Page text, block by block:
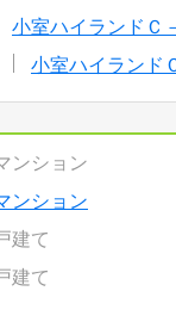
小室ハイランドＣ
小室ハイランド
ンション
ンション
建て
建て